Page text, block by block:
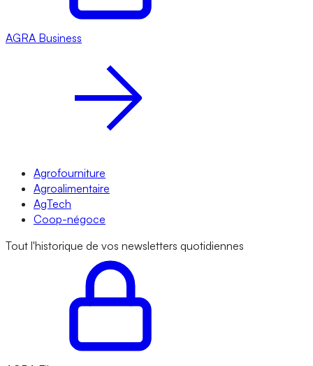
AGRA Business
Agrofourniture
Agroalimentaire
AgTech
Coop-négoce
Tout l'historique de vos newsletters quotidiennes